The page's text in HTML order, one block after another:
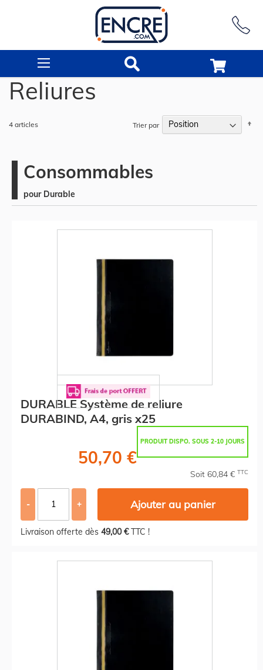
Reliures
4 articles Trier par
Consommables
pour Durable
DURABLE Système de reliure
DURABIND, A4, gris x25
PRODUIT DISPO. SOUS 2-10 JOURS
50,70 €
Soit 60,84 € TTC
- + Ajouter au panier
Livraison offerte dès 49,00 €TTC !